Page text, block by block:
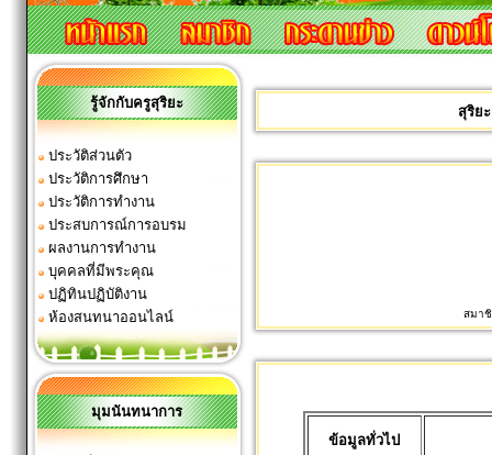
รู้จักกับครูสุริยะ
ประวัติส่วนตัว
ประวัติการศึกษา
ประวัติการทำงาน
ประสบการณ์การอบรม
ผลงานการทำงาน
บุคคลที่มีพระคุณ
ปฏิทินปฏิบัติงาน
ห้องสนทนาออนไลน์
มุมนันทนาการ
สุริย
สมาชิ
ข้อมูลทั่วไป